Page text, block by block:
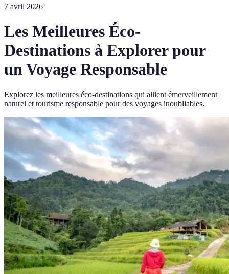
7 avril 2026
Les Meilleures Éco-
Destinations à Explorer pour
un Voyage Responsable
Explorez les meilleures éco-destinations qui allient émerveillement
naturel et tourisme responsable pour des voyages inoubliables.